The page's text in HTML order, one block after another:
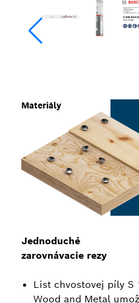
Jednoduché
zarovnávacie rezy
List chvostovej píly S
Wood and Metal
Materiály